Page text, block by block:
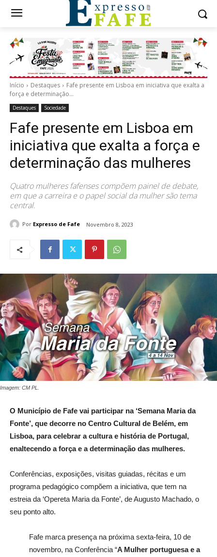
Início Destaques
Fafe presente em Lisboa em iniciativa que exalta a
força e determinação...
Destaques Sociedade
Fafe presente em Lisboa em
iniciativa que exalta a força e
determinação das mulheres
Quatro mulheres fafenses compõem painel de debate,
em que a carreira e o papel social da mulher são tema
central.
Por Expresso de Fafe Novembro 8, 2023
Imagem: CM PL.
O Município de Fafe vai participar na ‘Semana Maria da
Fonte’, que decorre no Centro Cultural de Belém, em
Lisboa, para celebrar a cultura e história de Portugal,
enaltecendo a força e a determinação das mulheres.
Conferências, exposições, visitas guiadas, récitas e um
programa pedagógico compõem a iniciativa, que tem na
estreia da ‘Opereta Maria da Fonte’, de Augusto Machado, o
seu ponto alto.
Fafe marca presença na próxima sexta-feira, 10 de
novembro, na Conferência “A Mulher portuguesa e a